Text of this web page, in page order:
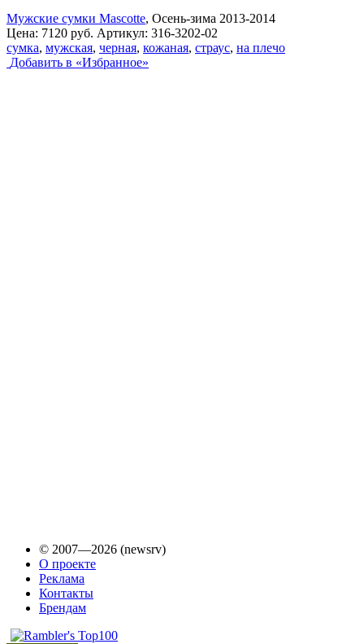
Мужские сумки Mascotte, Осень-зима 2013-2014
Цена: 7120 руб. Артикул: 316-3202-02
сумка, мужская, черная, кожаная, страус, на плечо
Добавить в «Избранное»
© 2007—2026 (newsrv)
О проекте
Реклама
Контакты
Брендам